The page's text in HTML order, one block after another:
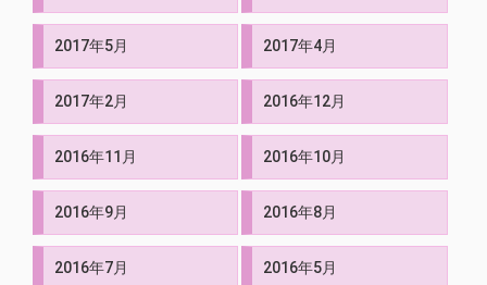
2017年5月 2017年4月
2017年2月 2016年12月
2016年11月 2016年10月
2016年9月 2016年8月
2016年7月 2016年5月